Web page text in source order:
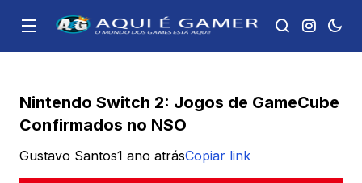
Nintendo Switch 2: Jogos de GameCube
Confirmados no NSO
Gustavo Santos1 ano atrásCopiar link